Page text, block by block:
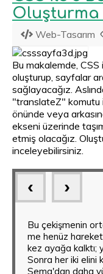
Oluşturma
Web-Tasarım
Bu makalemde,
oluşturup, sayfalar
sağlayacağız.
"translateZ" komutu
önünde veya
ekseni üzerinde
etmiş olacağız.
inceleyebilirsiniz.
›
‹
Önce Eru vardı,
ilk önce
ve onlar, hiçbir
temalarını
şarkı söylediler
melodilerden
dolup taştı, müzik
boş değildi. Ainur
günlerin bitiminin
tarafından
Bu
bir ahenksizlik
ümitsizliğe düştü,
ama bazıları,
sağlamaya
Sonra Ilûvatar
sol elini kaldırdı,
tema fırtınanın
vardı. Ama
mücadele etti,
Bu çekişmenin
me henüz
kez ayağa kalktı;
Sonra her iki elini
Sema'dan daha